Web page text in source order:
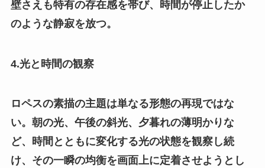
壁さえも特有の存在感を帯び、時間が停止したか
のような静寂を放つ。
4.光と時間の観察
ロペスの素描の主題は単なる形態の再現ではな
い。朝の光、午後の斜光、夕暮れの薄明かりな
ど、時間とともに変化する光の状態を観察し続
け、その一瞬の均衡を画面上に定着させようとし